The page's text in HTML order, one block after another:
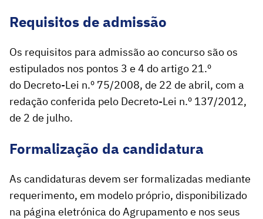
Requisitos de admissão
Os requisitos para admissão ao concurso são os
estipulados nos pontos 3 e 4 do artigo 21.º
do Decreto-Lei n.º 75/2008, de 22 de abril, com a
redação conferida pelo Decreto-Lei n.º 137/2012,
de 2 de julho.
Formalização da candidatura
As candidaturas devem ser formalizadas mediante
requerimento, em modelo próprio, disponibilizado
na página eletrónica do Agrupamento e nos seus